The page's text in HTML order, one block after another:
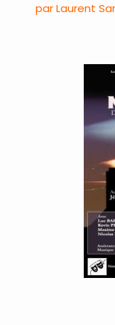
par Laurent